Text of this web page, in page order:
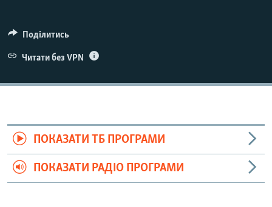
Поділитись
Читати без VPN
ПОКАЗАТИ ТБ ПРОГРАМИ
ПОКАЗАТИ РАДІО ПРОГРАМИ